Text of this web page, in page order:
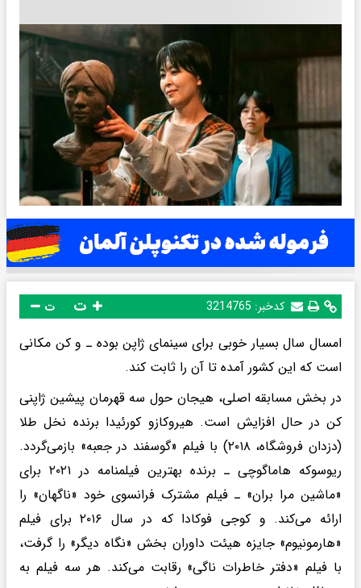
کدخبر: 3214765 ت
امسال سال بسیار خوبی برای سینمای ژاپن بوده ـ و کن مکانی
است که این کشور آمده تا آن را ثابت کند.
در بخش مسابقه اصلی، هیجان حول سه قهرمان پیشین ژاپنی
کن در حال افزایش است. هیروکازو کورئیدا برنده نخل طلا
(دزدان فروشگاه، ۲۰۱۸) با فیلم «گوسفند در جعبه» بازمی‌گردد.
ریوسوکه هاماگوچی ـ برنده بهترین فیلمنامه در ۲۰۲۱ برای
«ماشین مرا بران» ـ فیلم مشترک فرانسوی خود «ناگهان» را
ارائه می‌کند. و کوجی فوکادا که در سال ۲۰۱۶ برای فیلم
«هارمونیوم» جایزه هیئت داوران بخش «نگاه دیگر» را گرفت،
با فیلم «دفتر خاطرات ناگی» رقابت می‌کند. هر سه فیلم به